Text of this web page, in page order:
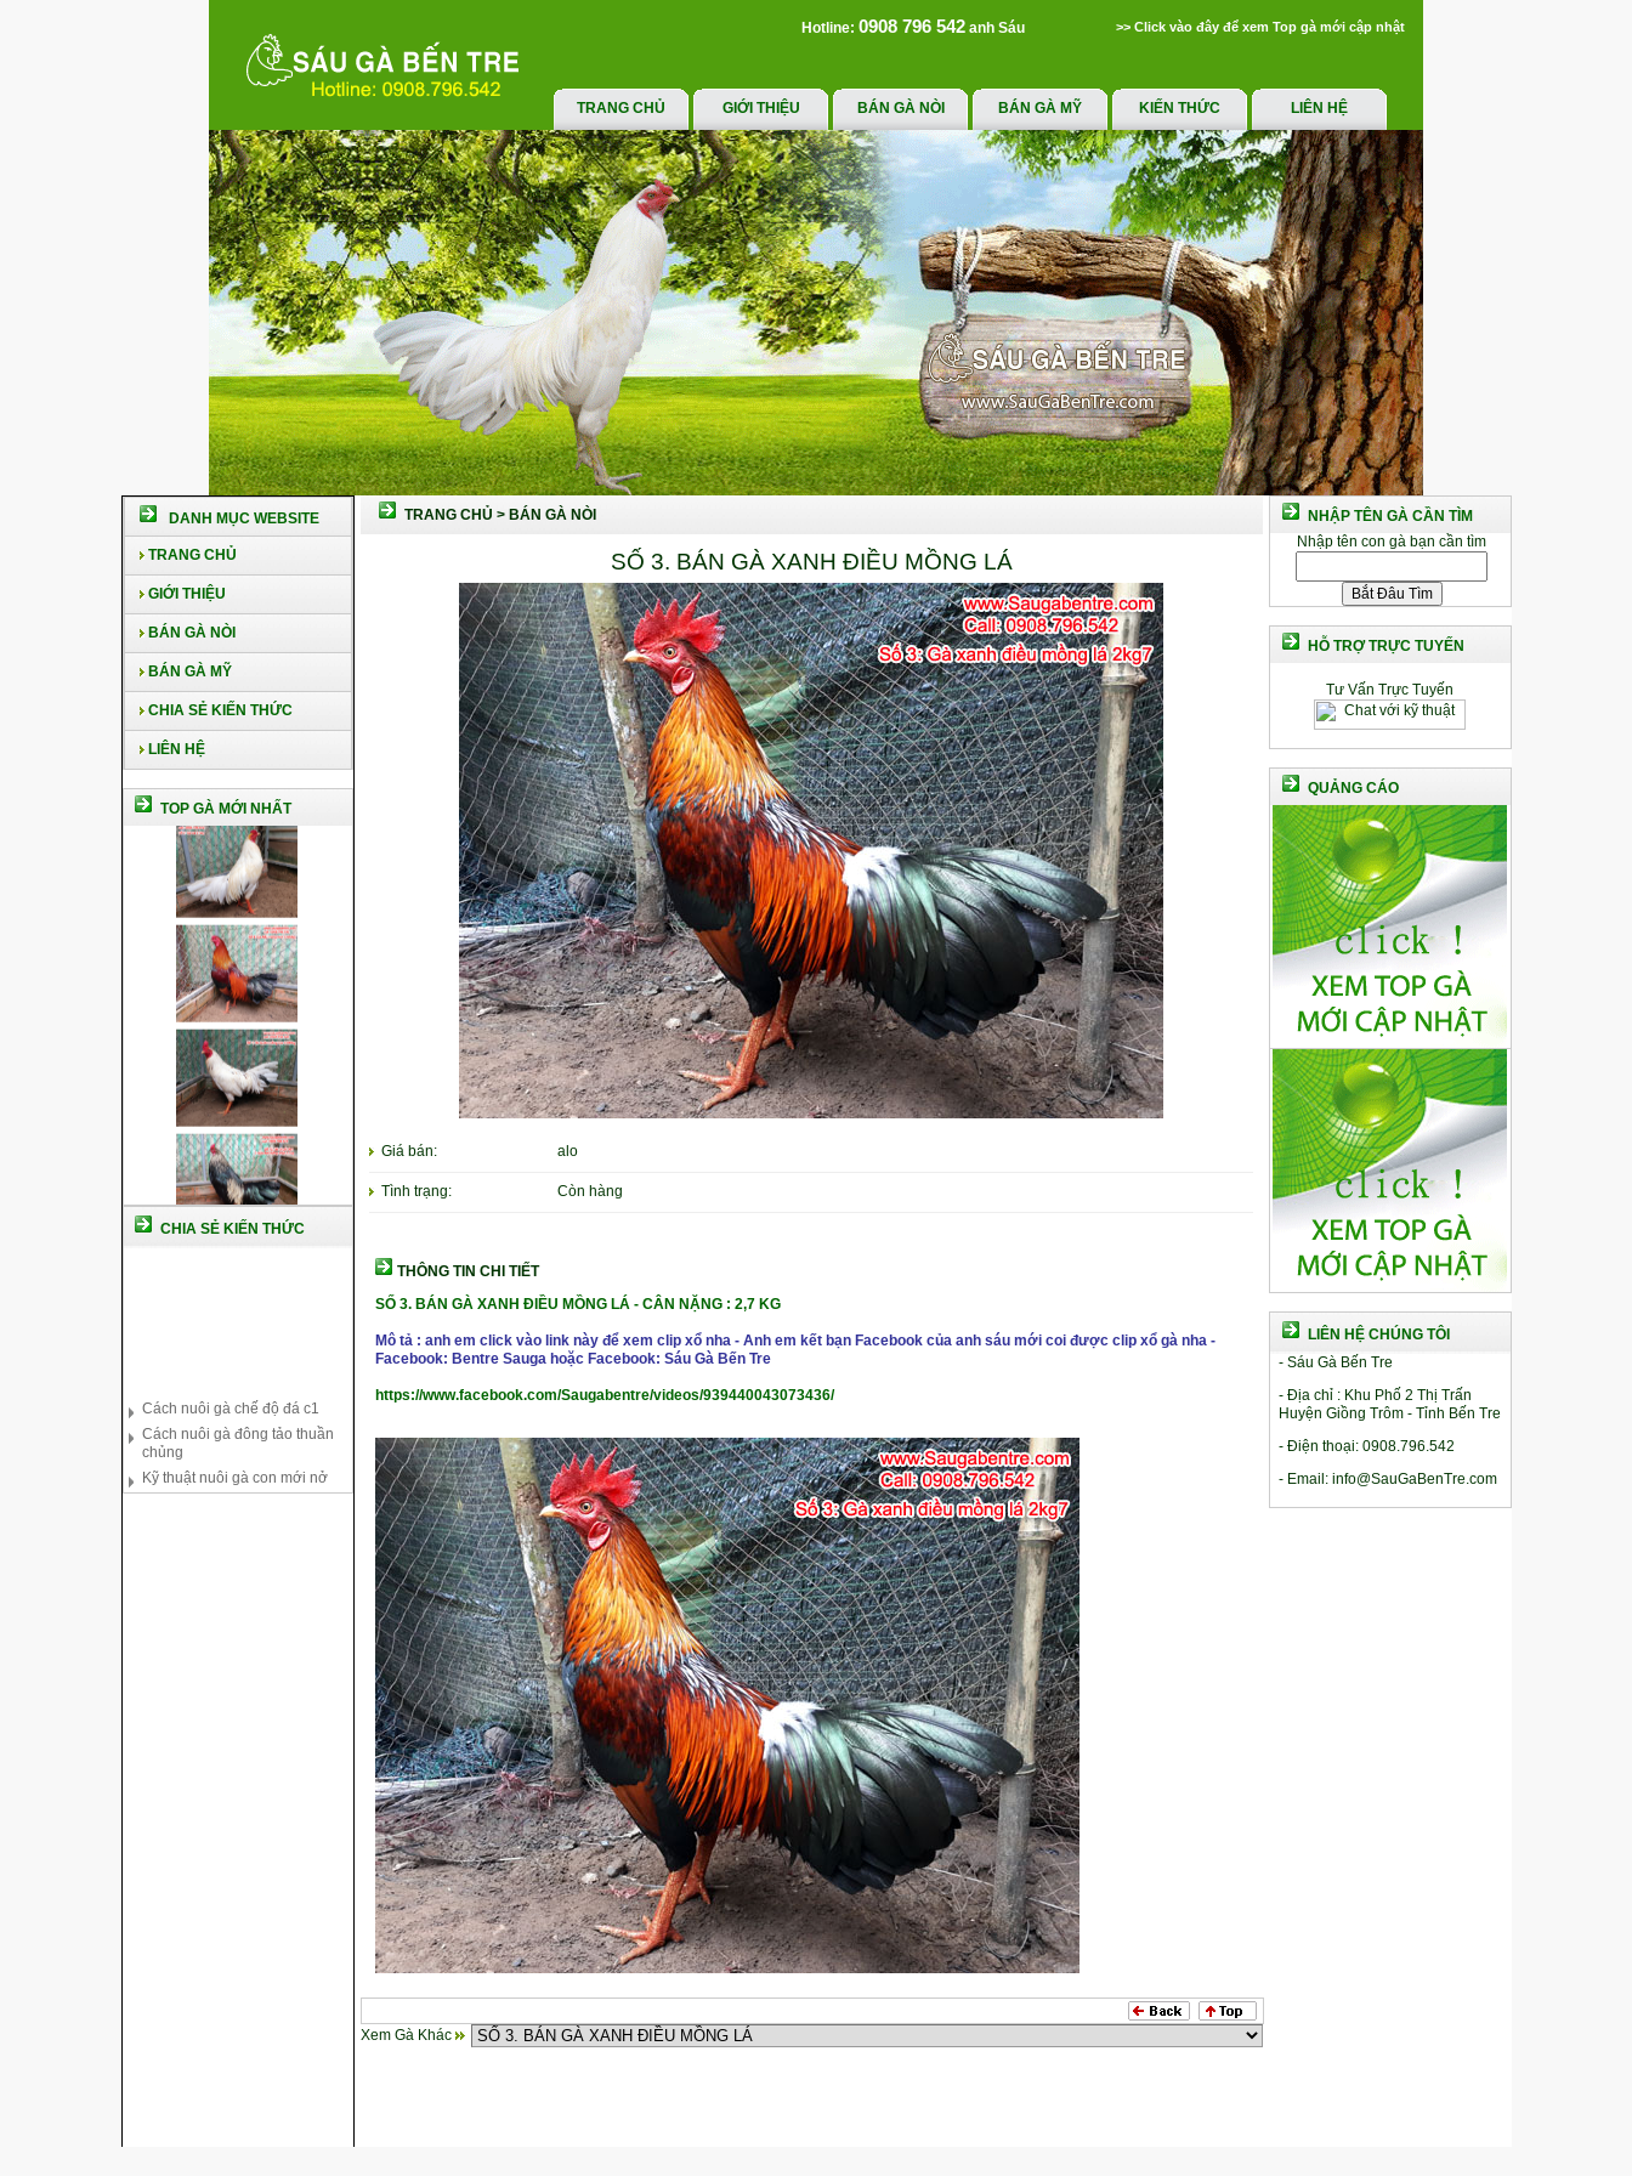
Hotline: 0908 796 542 anh Sáu >> Click vào đây để xem Top gà mới cập nhật
TRANG CHỦ GIỚI THIỆU BÁN GÀ NÒI BÁN GÀ MỸ KIẾN THỨC LIÊN HỆ
DANH MỤC WEBSITE
TRANG CHỦ
GIỚI THIỆU
BÁN GÀ NÒI
BÁN GÀ MỸ
CHIA SẺ KIẾN THỨC
LIÊN HỆ
TOP GÀ MỚI NHẤT
CHIA SẺ KIẾN THỨC
Cách nuôi gà đông tảo thuần
Kỹ thuật nuôi gà con mới nở
Hướng dẫn nuôi gà đá
Tại sao bạn cần biết cách nuôi
TRANG CHỦ > BÁN GÀ NÒI
SỐ 3. BÁN GÀ XANH ĐIỀU MỒNG LÁ
Giá bán: alo
Tình trạng: Còn hàng
THÔNG TIN CHI TIẾT
SỐ 3. BÁN GÀ XANH ĐIỀU MỒNG LÁ - CÂN NẶNG : 2,7 KG
Mô tả : anh em click vào link này để xem clip xổ nha - Anh em kết bạn Facebook của anh sáu mới coi được clip xổ gà nha -
Facebook: Bentre Sauga hoặc Facebook: Sáu Gà Bến Tre
https://www.facebook.com/Saugabentre/videos/939440043073436/
Xem Gà Khác
NHẬP TÊN GÀ CẦN TÌM
Nhập tên con gà bạn cần tìm
HỖ TRỢ TRỰC TUYẾN
Tư Vấn Trực Tuyến
QUẢNG CÁO
LIÊN HỆ CHÚNG TÔI
- Sáu Gà Bến Tre
- Địa chỉ : Khu Phố 2 Thị Trấn
Huyện Giồng Trôm - Tỉnh Bến Tre
- Điện thoại: 0908.796.542
- Email: info@SauGaBenTre.com